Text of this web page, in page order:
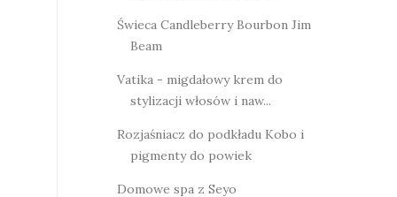
Świeca Candleberry Bourbon Jim
Beam
Vatika - migdałowy krem do
stylizacji włosów i naw...
Rozjaśniacz do podkładu Kobo i
pigmenty do powiek
Domowe spa z Seyo